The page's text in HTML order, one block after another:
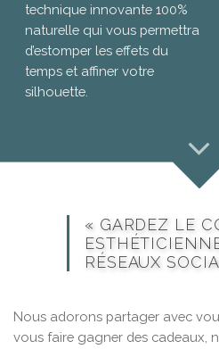
technique innovante 100%
naturelle qui vous permettra
d’estomper les effets du
temps et affiner votre
silhouette.
« GARDEZ LE
RÉSEAUX
Nous adorons partager avec
vous faire gagner des cadeaux,